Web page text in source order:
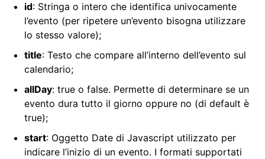
id: Stringa o intero che identifica univocamente
l’evento (per ripetere un’evento bisogna utilizzare
lo stesso valore);
title: Testo che compare all’interno dell’evento sul
calendario;
allDay: true o false. Permette di determinare se un
evento dura tutto il giorno oppure no (di default è
true);
start: Oggetto Date di Javascript utilizzato per
indicare l’inizio di un evento. I formati supportati